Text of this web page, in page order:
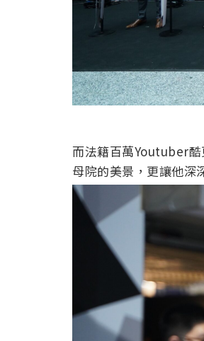
而法籍百萬Youtuber酷
母院的美景，更讓他深